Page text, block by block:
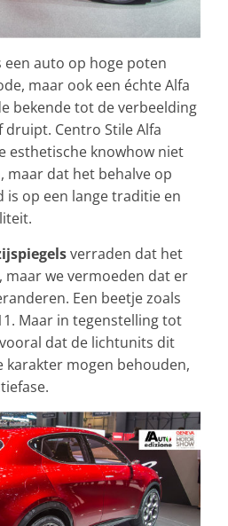
een auto op hoge poten
maar ook een échte Alfa
bekende tot de verbeelding
druipt. Centro Stile Alfa
esthetische knowhow niet
maar dat het behalve op
is op een lange traditie en
verraden dat het
maar we vermoeden dat er
Een beetje zoals
Maar in tegenstelling tot
dat de lichtunits dit
karakter mogen behouden,